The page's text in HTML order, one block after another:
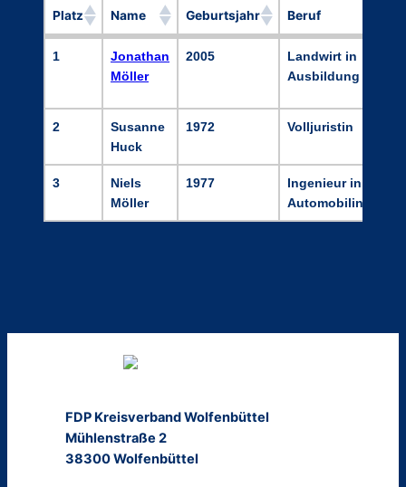
Platz Name Geburtsjahr Beruf
1
Jonathan
Möller
2005
Landwirt in
Ausbildung
2
Susanne
Huck
1972 Volljuristin
3
Niels
Möller
1977
Ingenieur in der
Automobilindustrie
FDP Kreisverband Wolfenbüttel
Mühlenstraße 2
38300 Wolfenbüttel